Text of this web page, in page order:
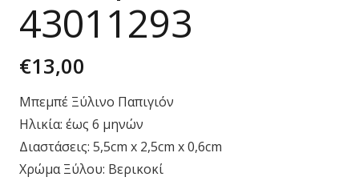
43011293
€13,00
Μπεμπέ Ξύλινο Παπιγιόν
Ηλικία: έως 6 μηνών
Διαστάσεις: 5,5cm x 2,5cm x 0,6cm
Χρώμα Ξύλου: Βερικοκί